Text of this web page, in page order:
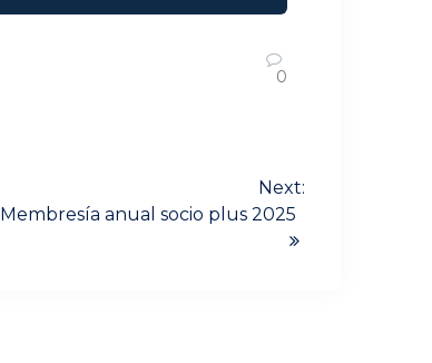
0
Next:
Membresía anual socio plus 2025